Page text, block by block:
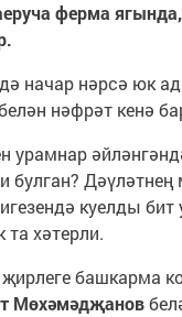
ферма
начар нәрсә юк
нәфрәт кенә
урамнар
булган? Дәүләтнең
куелды бит
хәтерли.
башкарма
Мөхәмәдҗанов